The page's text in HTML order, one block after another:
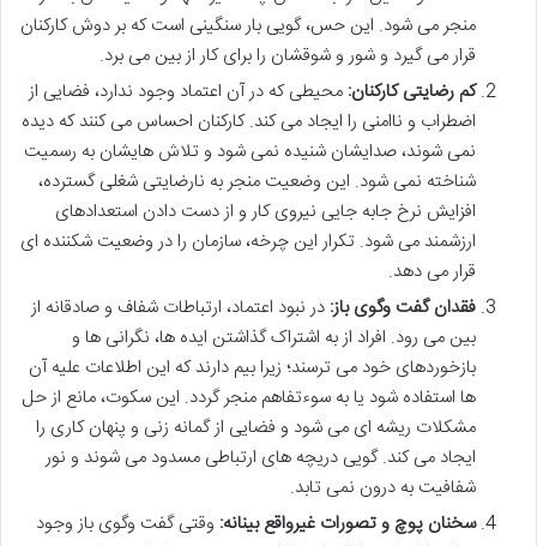
منجر می شود. این حس، گویی بار سنگینی است که بر دوش کارکنان
قرار می گیرد و شور و شوقشان را برای کار از بین می برد.
کم رضایتی کارکنان: محیطی که در آن اعتماد وجود ندارد، فضایی از
اضطراب و ناامنی را ایجاد می کند. کارکنان احساس می کنند که دیده
نمی شوند، صدایشان شنیده نمی شود و تلاش هایشان به رسمیت
شناخته نمی شود. این وضعیت منجر به نارضایتی شغلی گسترده،
افزایش نرخ جابه جایی نیروی کار و از دست دادن استعدادهای
ارزشمند می شود. تکرار این چرخه، سازمان را در وضعیت شکننده ای
قرار می دهد.
فقدان گفت وگوی باز: در نبود اعتماد، ارتباطات شفاف و صادقانه از
بین می رود. افراد از به اشتراک گذاشتن ایده ها، نگرانی ها و
بازخوردهای خود می ترسند؛ زیرا بیم دارند که این اطلاعات علیه آن
ها استفاده شود یا به سوءتفاهم منجر گردد. این سکوت، مانع از حل
مشکلات ریشه ای می شود و فضایی از گمانه زنی و پنهان کاری را
ایجاد می کند. گویی دریچه های ارتباطی مسدود می شوند و نور
شفافیت به درون نمی تابد.
سخنان پوچ و تصورات غیرواقع بینانه: وقتی گفت وگوی باز وجود